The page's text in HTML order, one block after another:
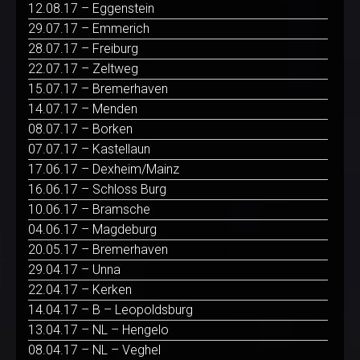
12.08.17 – Eggenstein
29.07.17 – Emmerich
28.07.17 – Freiburg
22.07.17 – Zeltweg
15.07.17 – Bremerhaven
14.07.17 – Menden
08.07.17 – Borken
07.07.17 – Kastellaun
17.06.17 – Dexheim/Mainz
16.06.17 – Schloss Burg
10.06.17 – Bramsche
04.06.17 – Magdeburg
20.05.17 – Bremerhaven
29.04.17 – Unna
22.04.17 – Kerken
14.04.17 – B – Leopoldsburg
13.04.17 – NL – Hengelo
08.04.17 – NL – Veghel